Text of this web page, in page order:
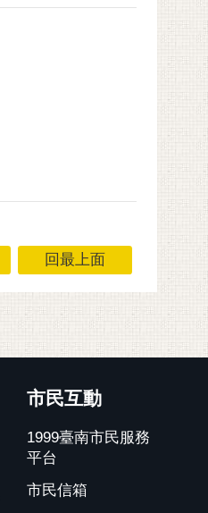
回最上面
市民互動
1999臺南市民服務
平台
市民信箱